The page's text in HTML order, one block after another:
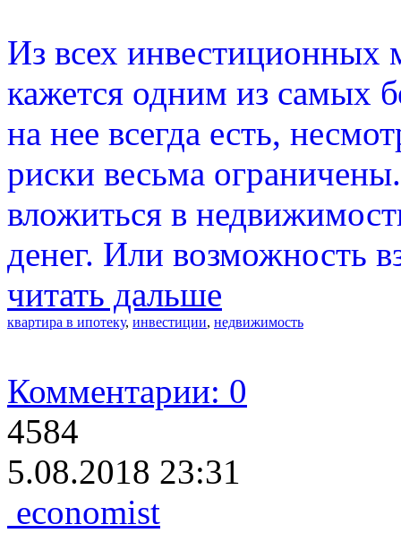
Из всех инвестиционных
кажется одним из самых
на нее всегда есть,
риски весьма
вложиться в
денег. Или возможность
читать дальше
квартира в ипотеку, инвестиции, недвижимость
Комментарии: 0
4584
5.08.2018 23:31
economist